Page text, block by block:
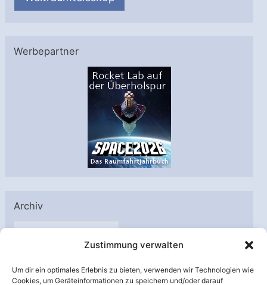
Zustimmung verwalten
Um dir ein optimales Erlebnis zu bieten, verwenden wir Technologien wie
Cookies, um Geräteinformationen zu speichern und/oder darauf
Werbepartner
Archiv
A
h